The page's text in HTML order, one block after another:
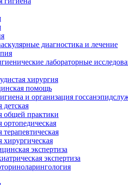
диагностика и лечение
лабораторные
хирургия
помощь
и организация
детская
общей практики
ортопедическая
хирургическая
экспертиза
экспертиза